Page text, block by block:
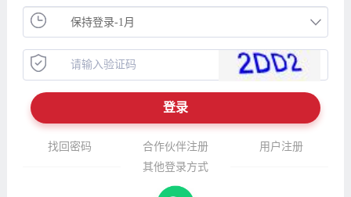
找回密码 合作伙伴注册
用户注册
其他登录方式